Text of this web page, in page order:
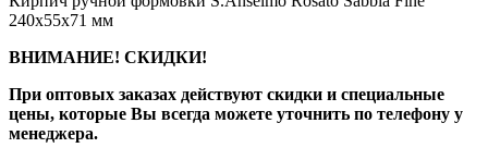
240х55х71 мм
ВНИМАНИЕ! СКИДКИ!
При оптовых заказах действуют скидки и специальные
цены, которые Вы всегда можете уточнить по телефону у
менеджера.